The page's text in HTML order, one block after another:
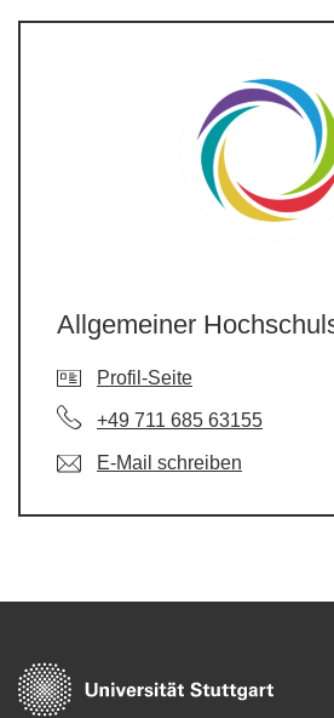
Allgemeiner
Profil-Seite
+49 711 685 63155
E-Mail schreiben